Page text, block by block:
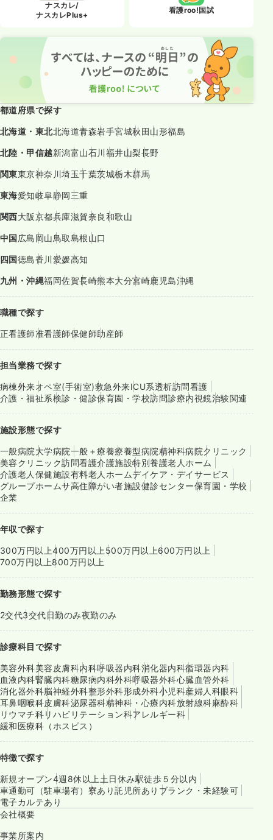
ナスカレ/
ナスカレPlus+
看護roo!国試
都道府県で探す
北海道・東北北海道青森岩手宮城秋田山形福島
北陸・甲信越新潟富山石川福井山梨長野
関東東京神奈川埼玉千葉茨城栃木群馬
東海愛知岐阜静岡三重
関西大阪京都兵庫滋賀奈良和歌山
中国広島岡山鳥取島根山口
四国徳島香川愛媛高知
九州・沖縄福岡佐賀長崎熊本大分宮崎鹿児島沖縄
職種で探す
正看護師准看護師保健師助産師
担当業務で探す
病棟外来オペ室(手術室)救急外来ICU系透析訪問看護
介護・福祉系検診・健診保育園・学校訪問診療内視鏡治験関連
施設形態で探す
一般病院大学病院一般＋療養療養型病院精神科病院クリニック
美容クリニック訪問看護介護施設特別養護老人ホーム
介護老人保健施設有料老人ホームデイケア・デイサービス
グループホームサ高住障がい者施設健診センター保育園・学校
企業
年収で探す
300万円以上400万円以上 500万円以上600万円以上
700万円以上800万円以上
勤務形態で探す
2交代3交代日勤のみ夜勤のみ
診療科目で探す
美容外科美容皮膚科内科呼吸器内科消化器内科循環器内科
血液内科腎臓内科糖尿病内科外科呼吸器外科心臓血管外科
消化器外科脳神経外科整形外科形成外科小児科産婦人科眼科
耳鼻咽喉科皮膚科泌尿器科精神科・心療内科放射線科麻酔科
リウマチ科リハビリテーション科アレルギー科
緩和医療科（ホスピス）
特徴で探す
新規オープン4週8休以上 土日休み駅徒歩５分以内
車通勤可（駐車場有） 寮あり託児所あり ブランク・未経験可
電子カルテあり
会社概要
事業所案内